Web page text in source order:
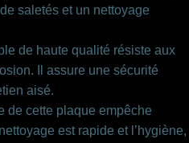
saletés et un nettoyage
de haute qualité résiste aux
Il assure une sécurité
aisé.
de cette plaque empêche
est rapide et l’hygiène,